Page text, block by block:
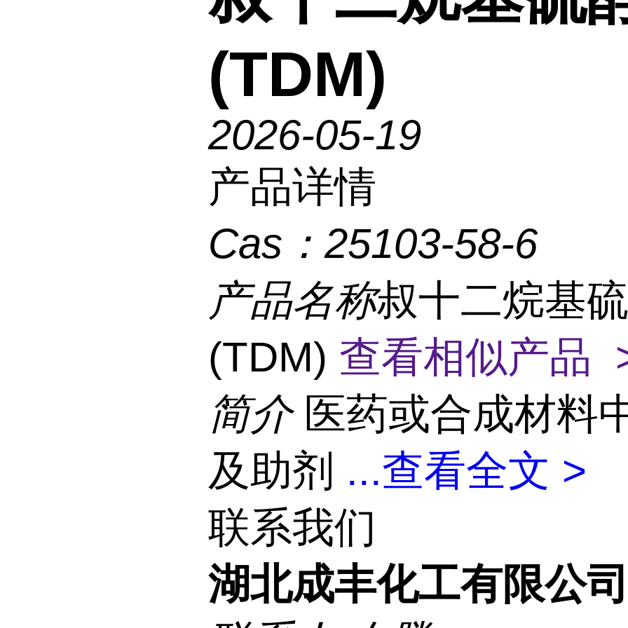
(TDM)
2026-05-19
产品详情
Cas： 25103-58-6
产品名称叔十二烷基
(TDM) 查看相似产品
简介 医药或合成材料
及助剂 ...查看全文 >
联系我们
湖北成丰化工有限公司